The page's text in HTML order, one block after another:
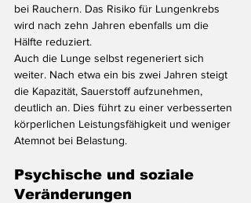
bei Rauchern. Das Risiko für Lungenkrebs
wird nach zehn Jahren ebenfalls um die
Hälfte reduziert.
Auch die Lunge selbst regeneriert sich
weiter. Nach etwa ein bis zwei Jahren steigt
die Kapazität, Sauerstoff aufzunehmen,
deutlich an. Dies führt zu einer verbesserten
körperlichen Leistungsfähigkeit und weniger
Atemnot bei Belastung.
Psychische und soziale
Veränderungen